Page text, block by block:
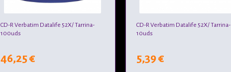
CD-R Verbatim Datalife 52X/ Tarrina-
100uds
46,25 €
CD-R Verbatim Datalife 52X/ Tarrina-
10uds
5,39 €